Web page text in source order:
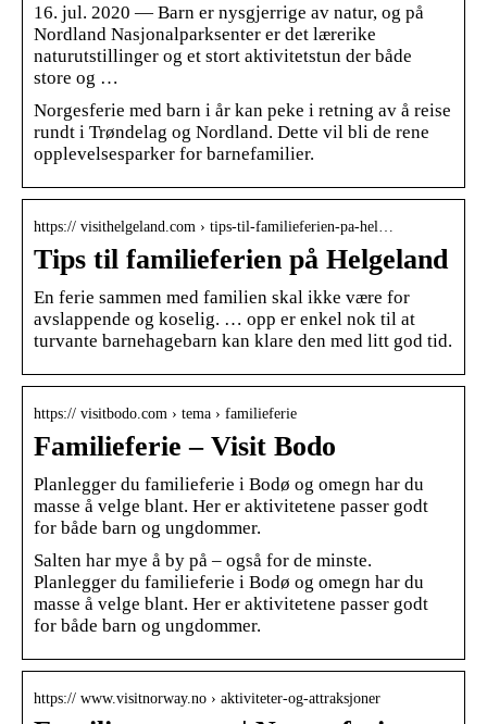
16. jul. 2020 — Barn er nysgjerrige av natur, og på
Nordland Nasjonalparksenter er det lærerike
naturutstillinger og et stort aktivitetstun der både
store og …
Norgesferie med barn i år kan peke i retning av å reise
rundt i Trøndelag og Nordland. Dette vil bli de rene
opplevelsesparker for barnefamilier.
https:// visithelgeland.com › tips-til-familieferien-pa-hel…
Tips til familieferien på Helgeland
En ferie sammen med familien skal ikke være for
avslappende og koselig. … opp er enkel nok til at
turvante barnehagebarn kan klare den med litt god tid.
https:// visitbodo.com › tema › familieferie
Familieferie – Visit Bodo
Planlegger du familieferie i Bodø og omegn har du
masse å velge blant. Her er aktivitetene passer godt
for både barn og ungdommer.
Salten har mye å by på – også for de minste.
Planlegger du familieferie i Bodø og omegn har du
masse å velge blant. Her er aktivitetene passer godt
for både barn og ungdommer.
https:// www.visitnorway.no › aktiviteter-og-attraksjoner